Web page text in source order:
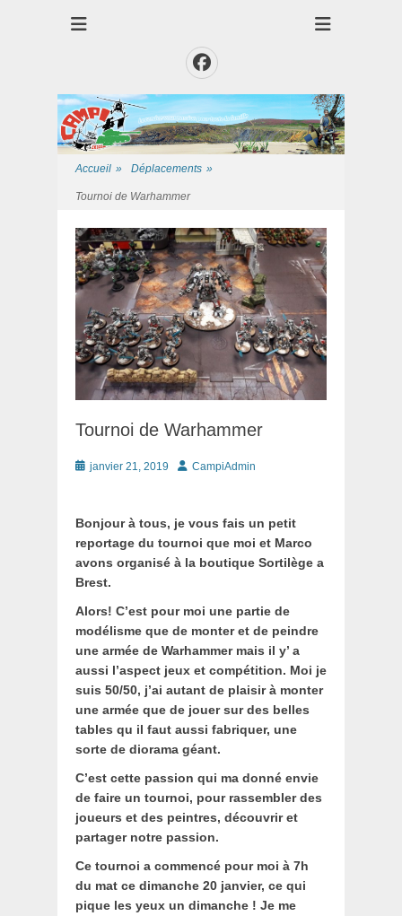
Club CAMPI
Facebook
Accueil » Déplacements »
Tournoi de Warhammer
Tournoi de Warhammer
Postéjanvier 21, 2019 AuteurCampiAdmin
Bonjour à tous, je vous fais un petit
reportage du tournoi que moi et Marco
avons organisé à la boutique Sortilège a
Brest.
Alors! C’est pour moi une partie de
modélisme que de monter et de peindre
une armée de Warhammer mais il y’ a
aussi l’aspect jeux et compétition. Moi je
suis 50/50, j’ai autant de plaisir à monter
une armée que de jouer sur des belles
tables qu il faut aussi fabriquer, une
sorte de diorama géant.
C’est cette passion qui ma donné envie
de faire un tournoi, pour rassembler des
joueurs et des peintres, découvrir et
partager notre passion.
Ce tournoi a commencé pour moi à 7h
du mat ce dimanche 20 janvier, ce qui
pique les yeux un dimanche ! Je me